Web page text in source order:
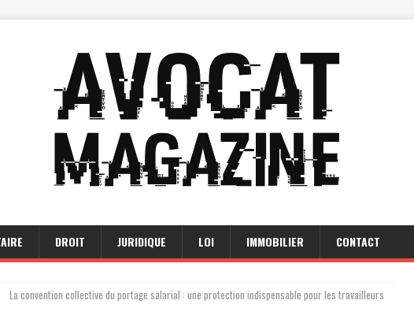
DROIT JURIDIQUE LOI IMMOBILIER CONTACT
La convention collective du portage salarial : une protection indispensable pour les travailleurs